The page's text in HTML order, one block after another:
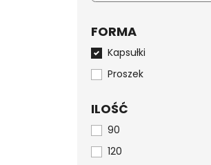
FORMA
Kapsułki
Proszek
ILOŚĆ
90
120